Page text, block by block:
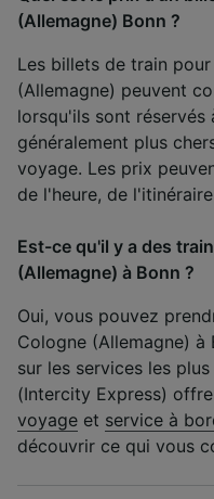
(Allemagne) Bonn ?
Les billets de train
(Allemagne) peuvent
lorsqu'ils sont réservés
généralement plus
voyage. Les prix
de l'heure, de
Est-ce qu'il y a des
(Allemagne) à Bonn ?
Oui, vous pouvez
Cologne (Allemagne)
sur les services les
(Intercity Express)
voyage et service à
découvrir ce qui vous